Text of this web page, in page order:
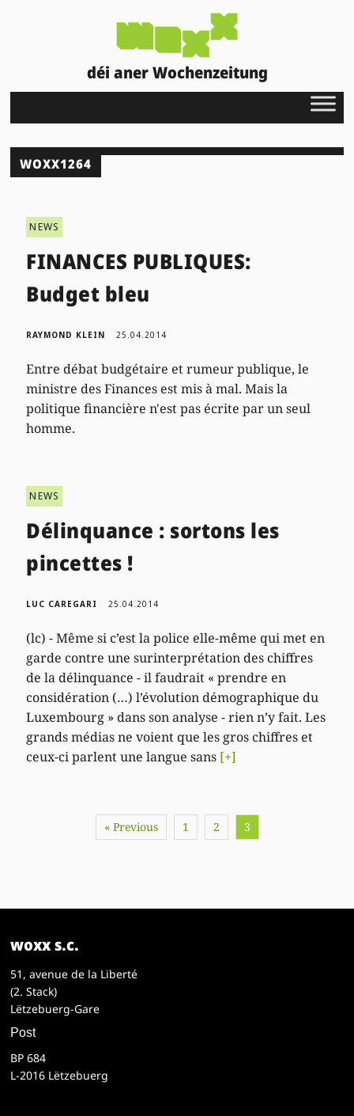
déi aner Wochenzeitung
WOXX1264
NEWS
FINANCES PUBLIQUES:
Budget bleu
RAYMOND KLEIN 25.04.2014
Entre débat budgétaire et rumeur publique, le
ministre des Finances est mis à mal. Mais la
politique financière n'est pas écrite par un seul
homme.
NEWS
Délinquance : sortons les
pincettes !
LUC CAREGARI 25.04.2014
(lc) - Même si c’est la police elle-même qui met en
garde contre une surinterprétation des chiffres
de la délinquance - il faudrait « prendre en
considération (…) l’évolution démographique du
Luxembourg » dans son analyse - rien n’y fait. Les
grands médias ne voient que les gros chiffres et
ceux-ci parlent une langue sans [+]
« Previous 1 2 3
woxx s.c.
51, avenue de la Liberté
(2. Stack)
Lëtzebuerg-Gare
Post
BP 684
L-2016 Lëtzebuerg